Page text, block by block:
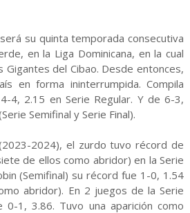
su quinta temporada consecutiva
en la Liga Dominicana, en la cual
del Cibao. Desde entonces,
en forma ininterrumpida. Compila
4, 2.15 en Serie Regular. Y de 6-3,
Semifinal y Serie Final).
2024), el zurdo tuvo récord de
de ellos como abridor) en la Serie
(Semifinal) su récord fue 1-0, 1.54
abridor). En 2 juegos de la Serie
0-1, 3.86. Tuvo una aparición como